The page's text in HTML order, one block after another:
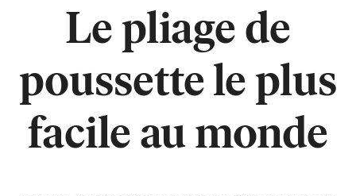
Le pliage de
poussette le plus
facile au monde